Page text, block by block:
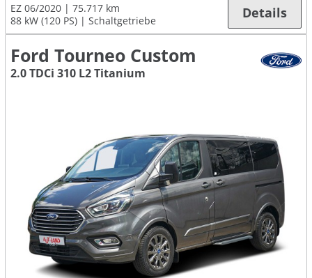
EZ 06/2020
75.717 km
88 kW (120 PS)
Schaltgetriebe Details
Ford Tourneo Custom
2.0 TDCi 310 L2 Titanium